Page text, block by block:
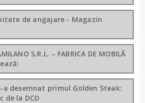
de angajare - Magazin
S.R.L. – FABRICA DE MOBILĂ
a desemnat primul Golden Steak:
de la DCD